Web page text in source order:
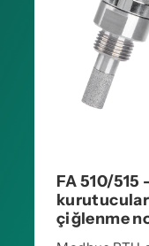
FA 510/515
çiğlenme